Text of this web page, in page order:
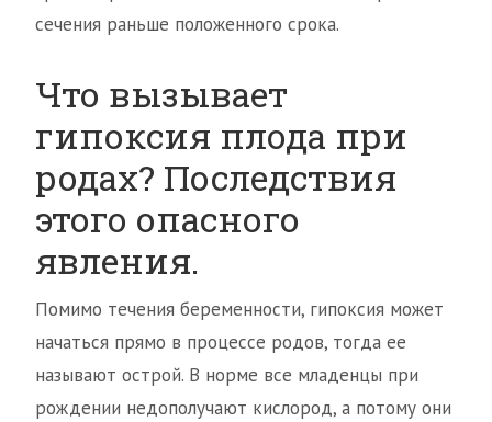
сечения раньше положенного срока.
Что вызывает
гипоксия плода при
родах? Последствия
этого опасного
явления.
Помимо течения беременности, гипоксия может
начаться прямо в процессе родов, тогда ее
называют острой. В норме все младенцы при
рождении недополучают кислород, а потому они